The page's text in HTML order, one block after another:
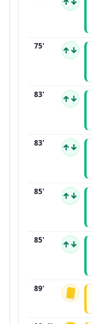
75' ↑↓
83' ↑↓
83' ↑↓
85' ↑↓
85' ↑↓
89'